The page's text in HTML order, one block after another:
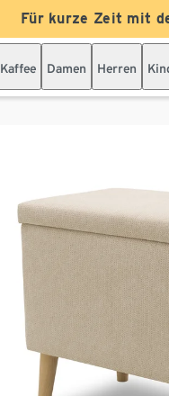
Für kurze Zeit mit
Kaffee Damen Herren